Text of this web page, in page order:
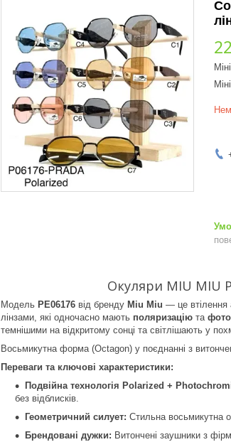
Окуляри MIU MIU
Модель PE06176 від бренду Miu Miu — це втілення
лінзами, які одночасно мають поляризацію та
темнішими на відкритому сонці та світлішають у
Восьмикутна форма (Octagon) у поєднанні з
Переваги та ключові характеристики:
Подвійна технологія Polarized +
без відблисків.
Геометричний силует: Стильна восьмикутна
Брендовані дужки: Витончені заушники з